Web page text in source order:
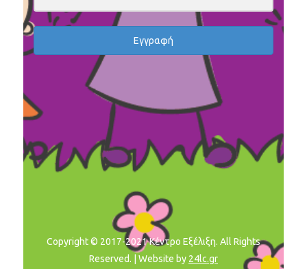
Εγγραφή
Copyright © 2017-2021 Κέντρο Εξέλιξη. All Rights
Reserved. | Website by 24lc.gr